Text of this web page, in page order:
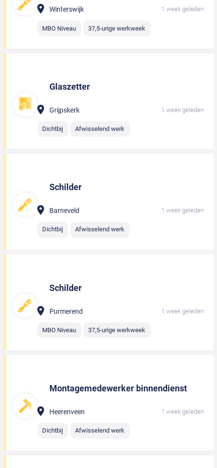
Winterswijk 1 week geleden
MBO Niveau 37,5-urige werkweek
Glaszetter
Grijpskerk 1 week geleden
Dichtbij Afwisselend werk
Schilder
Barneveld 1 week geleden
Dichtbij Afwisselend werk
Schilder
Purmerend 1 week geleden
MBO Niveau 37,5-urige werkweek
Montagemedewerker binnendienst
Heerenveen 1 week geleden
Dichtbij Afwisselend werk